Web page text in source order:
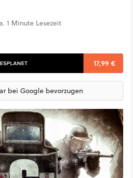
1 Minute Lesezeit
17,99 €
bei Google bevorzugen